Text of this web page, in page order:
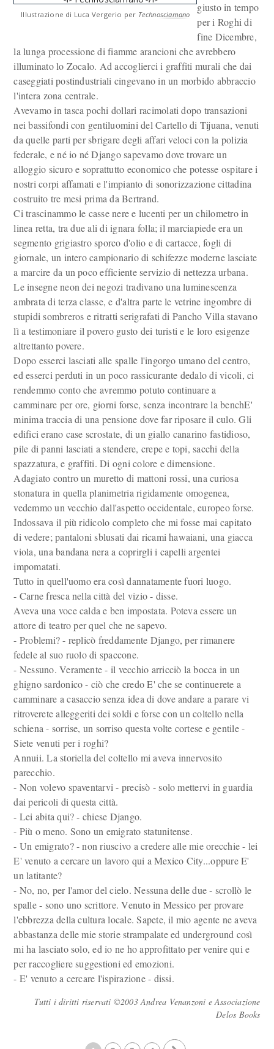
Illustrazione di Luca Vergerio per Technosciamano
giusto in tempo
per i Roghi di
fine Dicembre,
la lunga processione di fiamme arancioni che avrebbero
illuminato lo Zocalo. Ad accoglierci i graffiti murali che dai
caseggiati postindustriali cingevano in un morbido abbraccio
l'intera zona centrale.
Avevamo in tasca pochi dollari racimolati dopo transazioni
nei bassifondi con gentiluomini del Cartello di Tijuana, venuti
da quelle parti per sbrigare degli affari veloci con la polizia
federale, e né io né Django sapevamo dove trovare un
alloggio sicuro e soprattutto economico che potesse ospitare i
nostri corpi affamati e l'impianto di sonorizzazione cittadina
costruito tre mesi prima da Bertrand.
Ci trascinammo le casse nere e lucenti per un chilometro in
linea retta, tra due ali di ignara folla; il marciapiede era un
segmento grigiastro sporco d'olio e di cartacce, fogli di
giornale, un intero campionario di schifezze moderne lasciate
a marcire da un poco efficiente servizio di nettezza urbana.
Le insegne neon dei negozi tradivano una luminescenza
ambrata di terza classe, e d'altra parte le vetrine ingombre di
stupidi sombreros e ritratti serigrafati di Pancho Villa stavano
lì a testimoniare il povero gusto dei turisti e le loro esigenze
altrettanto povere.
Dopo esserci lasciati alle spalle l'ingorgo umano del centro,
ed esserci perduti in un poco rassicurante dedalo di vicoli, ci
rendemmo conto che avremmo potuto continuare a
camminare per ore, giorni forse, senza incontrare la benchE'
minima traccia di una pensione dove far riposare il culo. Gli
edifici erano case scrostate, di un giallo canarino fastidioso,
pile di panni lasciati a stendere, crepe e topi, sacchi della
spazzatura, e graffiti. Di ogni colore e dimensione.
Adagiato contro un muretto di mattoni rossi, una curiosa
stonatura in quella planimetria rigidamente omogenea,
vedemmo un vecchio dall'aspetto occidentale, europeo forse.
Indossava il più ridicolo completo che mi fosse mai capitato
di vedere; pantaloni sblusati dai ricami hawaiani, una giacca
viola, una bandana nera a coprirgli i capelli argentei
impomatati.
Tutto in quell'uomo era così dannatamente fuori luogo.
- Carne fresca nella città del vizio - disse.
Aveva una voce calda e ben impostata. Poteva essere un
attore di teatro per quel che ne sapevo.
- Problemi? - replicò freddamente Django, per rimanere
fedele al suo ruolo di spaccone.
- Nessuno. Veramente - il vecchio arricciò la bocca in un
ghigno sardonico - ciò che credo E' che se continuerete a
camminare a casaccio senza idea di dove andare a parare vi
ritroverete alleggeriti dei soldi e forse con un coltello nella
schiena - sorrise, un sorriso questa volte cortese e gentile -
Siete venuti per i roghi?
Annuii. La storiella del coltello mi aveva innervosito
parecchio.
- Non volevo spaventarvi - precisò - solo mettervi in guardia
dai pericoli di questa città.
- Lei abita qui? - chiese Django.
- Più o meno. Sono un emigrato statunitense.
- Un emigrato? - non riuscivo a credere alle mie orecchie - lei
E' venuto a cercare un lavoro qui a Mexico City...oppure E'
un latitante?
- No, no, per l'amor del cielo. Nessuna delle due - scrollò le
spalle - sono uno scrittore. Venuto in Messico per provare
l'ebbrezza della cultura locale. Sapete, il mio agente ne aveva
abbastanza delle mie storie strampalate ed underground così
mi ha lasciato solo, ed io ne ho approfittato per venire qui e
per raccogliere suggestioni ed emozioni.
- E' venuto a cercare l'ispirazione - dissi.
Tutti i diritti riservati ©2003 Andrea Venanzoni e Associazione
Delos Books